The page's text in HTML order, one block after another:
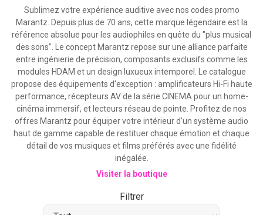
Sublimez votre expérience auditive avec nos codes promo
Marantz. Depuis plus de 70 ans, cette marque légendaire est la
référence absolue pour les audiophiles en quête du "plus musical
des sons". Le concept Marantz repose sur une alliance parfaite
entre ingénierie de précision, composants exclusifs comme les
modules HDAM et un design luxueux intemporel. Le catalogue
propose des équipements d'exception : amplificateurs Hi-Fi haute
performance, récepteurs AV de la série CINEMA pour un home-
cinéma immersif, et lecteurs réseau de pointe. Profitez de nos
offres Marantz pour équiper votre intérieur d'un système audio
haut de gamme capable de restituer chaque émotion et chaque
détail de vos musiques et films préférés avec une fidélité
inégalée.
Visiter la boutique
Filtrer